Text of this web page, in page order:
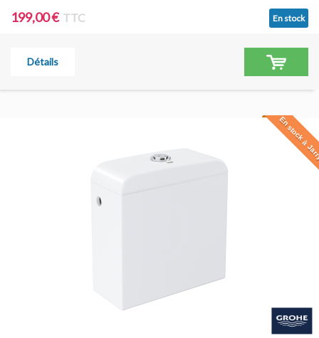
199,00 € TTC En stock
Détails
En stock à